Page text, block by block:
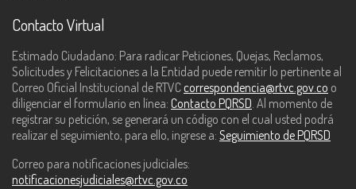
Contacto Virtual
Estimado Ciudadano: Para radicar Peticiones, Quejas, Reclamos,
Solicitudes y Felicitaciones a la Entidad puede remitir lo pertinente al
Correo Oficial Institucional de RTVC correspondencia@rtvc.gov.co o
diligenciar el formulario en línea: Contacto PQRSD. Al momento de
registrar su petición, se generará un código con el cual usted podrá
realizar el seguimiento, para ello, ingrese a: Seguimiento de PQRSD
Correo para notificaciones judiciales:
notificacionesjudiciales@rtvc.gov.co